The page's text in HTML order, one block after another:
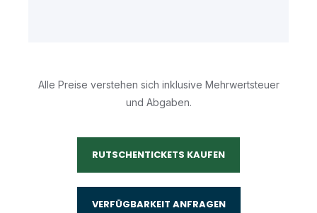
Alle Preise verstehen sich inklusive Mehrwertsteuer
und Abgaben.
RUTSCHENTICKETS KAUFEN
VERFÜGBARKEIT ANFRAGEN